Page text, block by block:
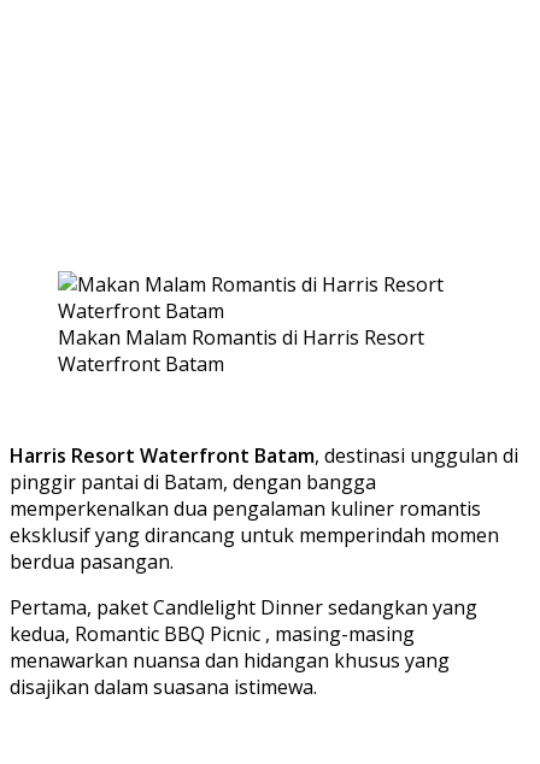
Makan Malam Romantis di Harris Resort
Waterfront Batam
Harris Resort Waterfront Batam, destinasi unggulan di
pinggir pantai di Batam, dengan bangga
memperkenalkan dua pengalaman kuliner romantis
eksklusif yang dirancang untuk memperindah momen
berdua pasangan.
Pertama, paket Candlelight Dinner sedangkan yang
kedua, Romantic BBQ Picnic , masing-masing
menawarkan nuansa dan hidangan khusus yang
disajikan dalam suasana istimewa.